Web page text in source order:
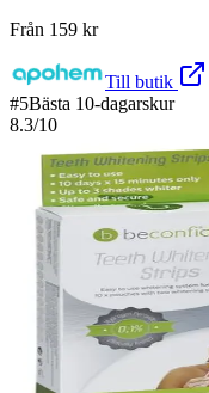
Från 159 kr
Till butik
#5Bästa 10-dagarskur
8.3/10